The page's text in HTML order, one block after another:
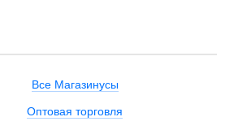
Все Магазинусы
Оптовая торговля